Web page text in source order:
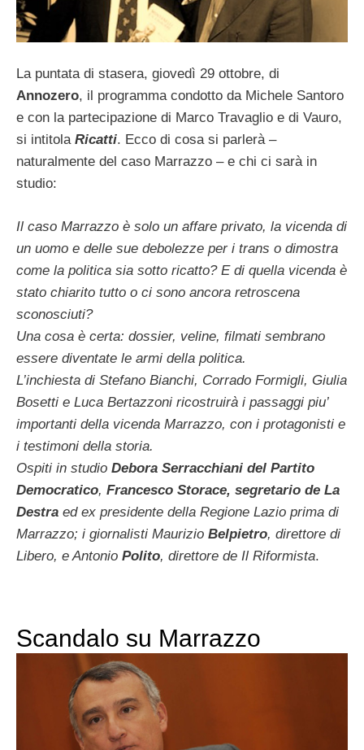
La puntata di stasera, giovedì 29 ottobre, di
Annozero, il programma condotto da Michele Santoro
e con la partecipazione di Marco Travaglio e di Vauro,
si intitola Ricatti. Ecco di cosa si parlerà –
naturalmente del caso Marrazzo – e chi ci sarà in
studio:
Il caso Marrazzo è solo un affare privato, la vicenda di
un uomo e delle sue debolezze per i trans o dimostra
come la politica sia sotto ricatto? E di quella vicenda è
stato chiarito tutto o ci sono ancora retroscena
sconosciuti?
Una cosa è certa: dossier, veline, filmati sembrano
essere diventate le armi della politica.
L’inchiesta di Stefano Bianchi, Corrado Formigli, Giulia
Bosetti e Luca Bertazzoni ricostruirà i passaggi piu’
importanti della vicenda Marrazzo, con i protagonisti e
i testimoni della storia.
Ospiti in studio Debora Serracchiani del Partito
Democratico, Francesco Storace, segretario de La
Destra ed ex presidente della Regione Lazio prima di
Marrazzo; i giornalisti Maurizio Belpietro, direttore di
Libero, e Antonio Polito, direttore de Il Riformista.
Scandalo su Marrazzo